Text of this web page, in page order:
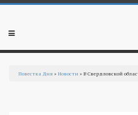
Перейти к основному содержанию
Мобильное
Повестка Дня »Новости » В Свердловской